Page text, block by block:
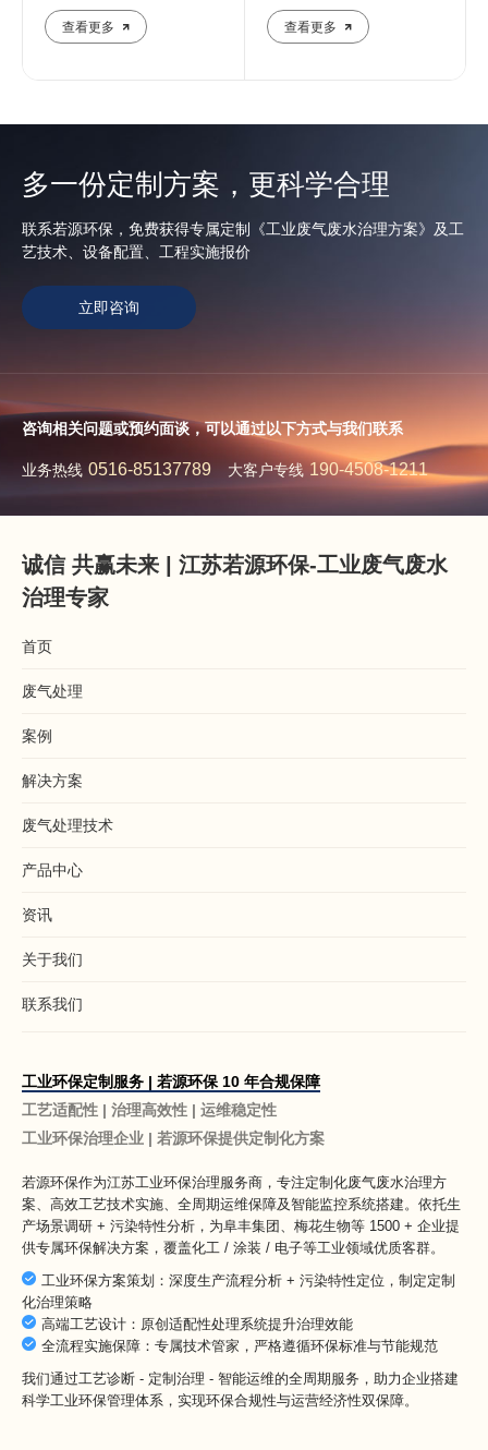
查看更多 查看更多
多一份定制方案，更科学合理
联系若源环保，免费获得专属定制《工业废气废水治理方案》及工
艺技术、设备配置、工程实施报价
立即咨询
咨询相关问题或预约面谈，可以通过以下方式与我们联系
业务热线 0516-85137789 大客户专线 190-4508-1211
诚信 共赢未来 | 江苏若源环保-工业废气废水
治理专家
首页
废气处理
案例
解决方案
废气处理技术
产品中心
资讯
关于我们
联系我们
工业环保定制服务 | 若源环保 10 年合规保障
工艺适配性 | 治理高效性 | 运维稳定性
工业环保治理企业 | 若源环保提供定制化方案
若源环保作为江苏工业环保治理服务商 ，专注定制化废气废水治理方
案、高效工艺技术实施、全周期运维保障及智能监控系统搭建。依托生
产场景调研 + 污染特性分析，为阜丰集团、梅花生物等 1500 + 企业提
供专属环保解决方案，覆盖化工 / 涂装 / 电子等工业领域优质客群。
工业环保方案策划：深度生产流程分析 + 污染特性定位，制定定制
化治理策略
高端工艺设计：原创适配性处理系统提升治理效能
全流程实施保障：专属技术管家，严格遵循环保标准与节能规范
我们通过工艺诊断 - 定制治理 - 智能运维的全周期服务，助力企业搭建
科学工业环保管理体系，实现环保合规性与运营经济性双保障。